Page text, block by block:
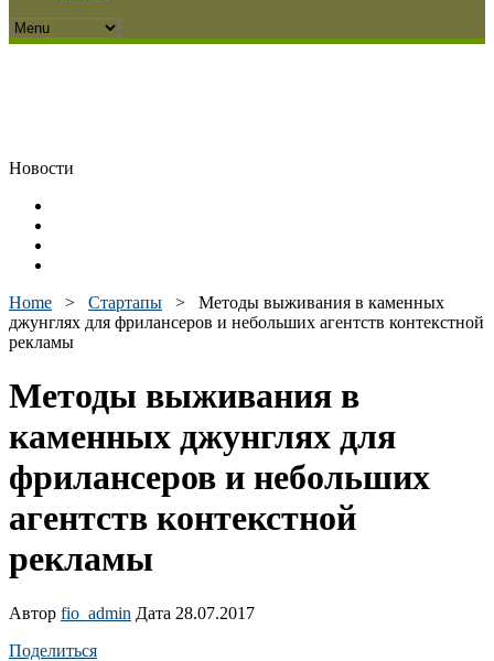
Новости
Home > Стартапы > Методы выживания в каменных
джунглях для фрилансеров и небольших агентств контекстной
рекламы
Методы выживания в
каменных джунглях для
фрилансеров и небольших
агентств контекстной
рекламы
Автор fio_admin Дата 28.07.2017
Поделиться